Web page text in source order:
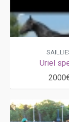
Uriel